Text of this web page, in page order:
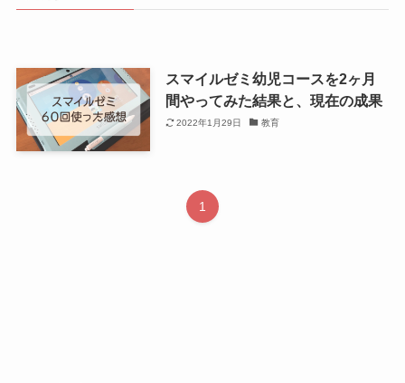
スマイルゼミ幼児コースを2ヶ月
間やってみた結果と、現在の成果
2022年1月29日 教育
1